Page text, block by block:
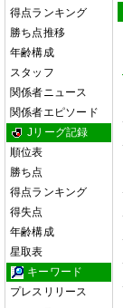
得点ランキング
勝ち点推移
年齢構成
スタッフ
関係者ニュース
関係者エピソード
Jリーグ記録
順位表
勝ち点
得点ランキング
得失点
年齢構成
星取表
キーワード
プレスリリース